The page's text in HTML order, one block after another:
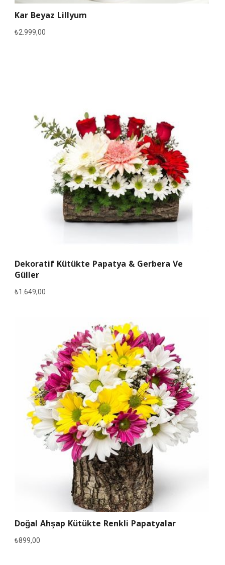
Kar Beyaz Lillyum
₺2.999,00
Dekoratif Kütükte Papatya & Gerbera Ve
Güller
₺1.649,00
Doğal Ahşap Kütükte Renkli Papatyalar
₺899,00